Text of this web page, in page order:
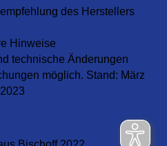
des Herstellers
Hinweise
technische Änderungen
möglich. Stand: März
2023